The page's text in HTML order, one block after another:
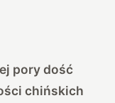
pory dość
chińskich